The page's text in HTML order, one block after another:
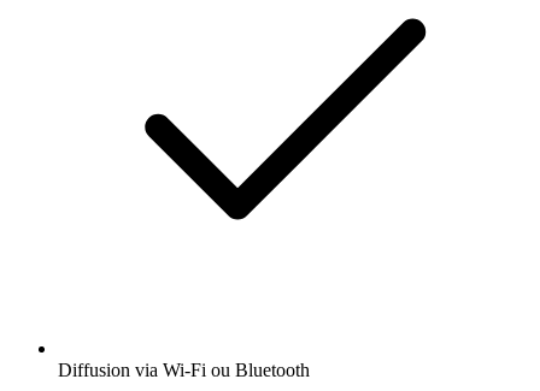
Diffusion via Wi-Fi ou Bluetooth